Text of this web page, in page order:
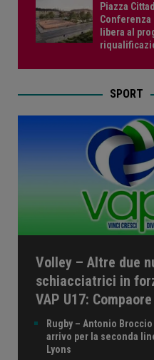
Piazza
libera al
SPORT
Volley – Altre due
schiacciatrici in
VAP U17:
Rugby – Antonio
arrivo per la seconda
Lyons